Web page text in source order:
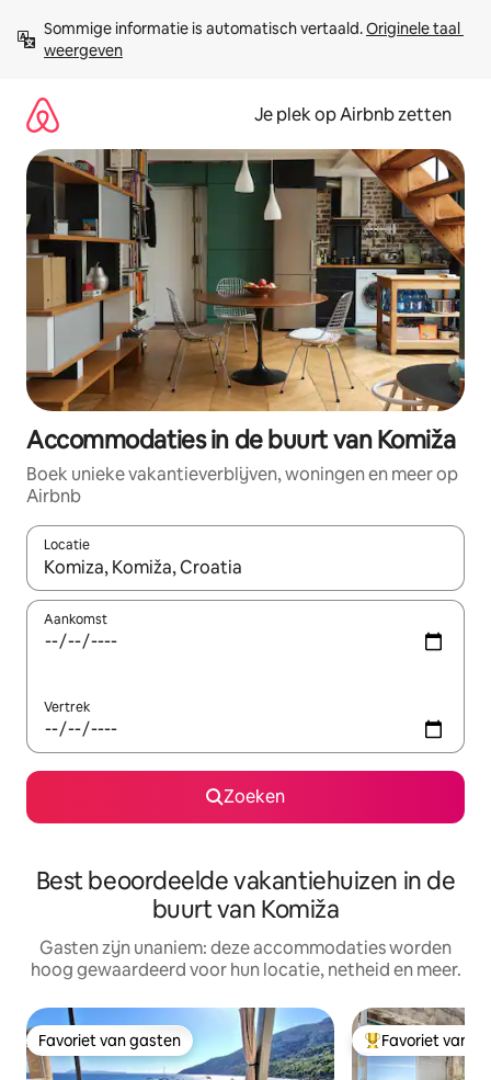
direct
naar
Sommige informatie is automatisch vertaald. Originele taal
weergeven
Je plek op Airbnb zetten
Accommodaties in de buurt van Komiža
Boek unieke vakantieverblijven, woningen en meer op
Airbnb
Locatie
Wanneer er resultaten beschikbaar zijn, maak je een keuze
Aankomst
Vertrek
Zoeken
Best beoordeelde vakantiehuizen in de
buurt van Komiža
Gasten zijn unaniem: deze accommodaties worden
hoog gewaardeerd voor hun locatie, netheid en meer.
Favoriet van gasten
Favoriet van gasten Topfavoriet van
Favoriet van